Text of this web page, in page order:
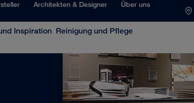
Architekten & Designer Über uns
Inspiration Reinigung und Pflege